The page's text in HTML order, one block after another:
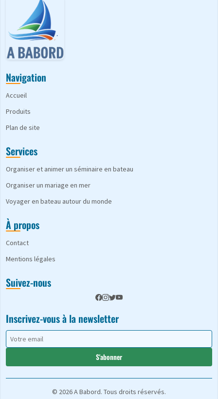
Navigation
Accueil
Produits
Plan de site
Services
Organiser et animer un séminaire en bateau
Organiser un mariage en mer
Voyager en bateau autour du monde
À propos
Contact
Mentions légales
Suivez-nous
Inscrivez-vous à la newsletter
S'abonner
© 2026 A Babord. Tous droits réservés.